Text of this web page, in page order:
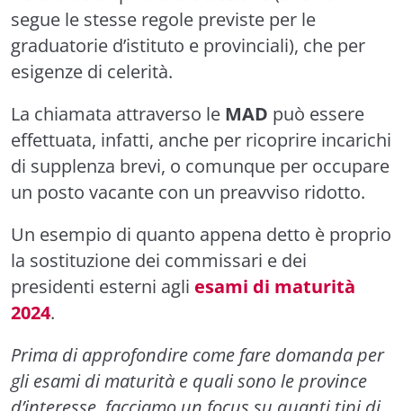
segue le stesse regole previste per le
graduatorie d’istituto e provinciali), che per
esigenze di celerità.
La chiamata attraverso le MAD può essere
effettuata, infatti, anche per ricoprire incarichi
di supplenza brevi, o comunque per occupare
un posto vacante con un preavviso ridotto.
Un esempio di quanto appena detto è proprio
la sostituzione dei commissari e dei
presidenti esterni agli esami di maturità
2024.
Prima di approfondire come fare domanda per
gli esami di maturità e quali sono le province